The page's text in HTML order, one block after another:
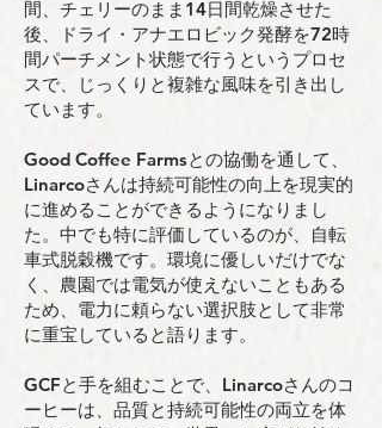
間、チェリーのまま14日間乾燥させた
後、ドライ・アナエロビック発酵を72時
間パーチメント状態で行うというプロセ
スで、じっくりと複雑な風味を引き出し
ています。
Good Coffee Farmsとの協働を通して、
Linarcoさんは持続可能性の向上を現実的
に進めることができるようになりまし
た。中でも特に評価しているのが、自転
車式脱穀機です。環境に優しいだけでな
く、農園では電気が使えないこともある
ため、電力に頼らない選択肢として非常
に重宝していると語ります。
GCFと手を組むことで、Linarcoさんのコ
ーヒーは、品質と持続可能性の両立を体